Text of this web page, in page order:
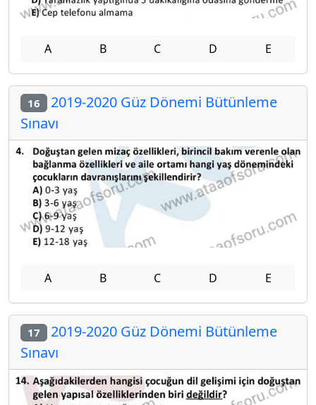
A B C D E
16 2019-2020 Güz Dönemi Bütünleme
Sınavı
A B C D E
17 2019-2020 Güz Dönemi Bütünleme
Sınavı